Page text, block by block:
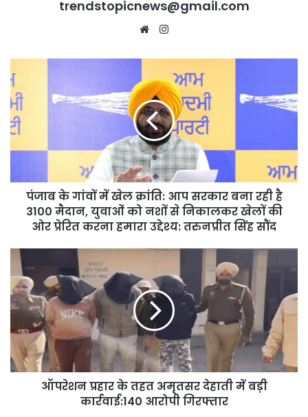
trendstopicnews@gmail.com
Website
के
गांवों
में
खेल
क्रांति:
आप
बना
युवाओं
नशों
से
निकालकर
ओर
प्रेरित
पंजाब के गांवों में खेल क्रांति: आप सरकार बना रही है
3100 मैदान, युवाओं को नशों से निकालकर खेलों की
ओर प्रेरित करना हमारा उद्देश्य: तरुनप्रीत सिंह सौंद
ऑपरेशन
प्रहार
के
तहत
अमृतसर
देहाती
बड़ी
कार्रवाई:140
ऑपरेशन प्रहार के तहत अमृतसर देहाती में बड़ी
कार्रवाई:140 आरोपी गिरफ्तार